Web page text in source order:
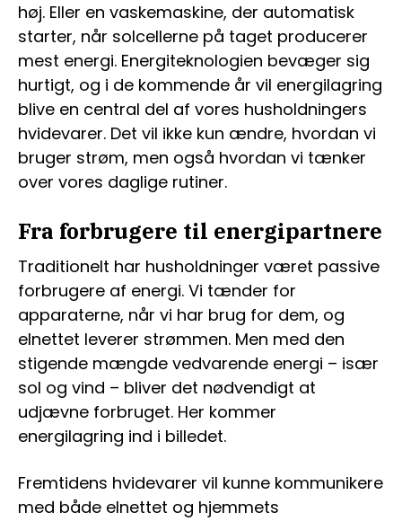
høj. Eller en vaskemaskine, der automatisk
starter, når solcellerne på taget producerer
mest energi. Energiteknologien bevæger sig
hurtigt, og i de kommende år vil energilagring
blive en central del af vores husholdningers
hvidevarer. Det vil ikke kun ændre, hvordan vi
bruger strøm, men også hvordan vi tænker
over vores daglige rutiner.
Fra forbrugere til energipartnere
Traditionelt har husholdninger været passive
forbrugere af energi. Vi tænder for
apparaterne, når vi har brug for dem, og
elnettet leverer strømmen. Men med den
stigende mængde vedvarende energi – især
sol og vind – bliver det nødvendigt at
udjævne forbruget. Her kommer
energilagring ind i billedet.
Fremtidens hvidevarer vil kunne kommunikere
med både elnettet og hjemmets